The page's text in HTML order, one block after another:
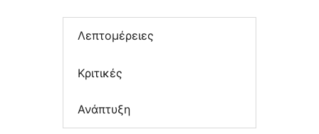
Λεπτομέρειες
Κριτικές
Ανάπτυξη